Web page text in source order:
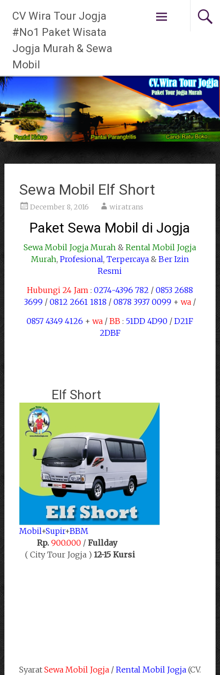
CV Wira Tour Jogja
#No1 Paket Wisata
Jogja Murah & Sewa
Mobil
Skip to
content
Sewa Mobil Elf Short
December 8, 2016 wiratrans
Paket Sewa Mobil di Jogja
Sewa Mobil Jogja Murah &Rental Mobil Jogja
Murah, Profesional, Terpercaya& Ber Izin
Resmi
Hubungi 24 Jam: 0274-4396 782 / 0853 2688
3699 / 0812 2661 1818 / 0878 3937 0099 + wa/
0857 4349 4126 +wa / BB : 51DD 4D90 /D21F
2DBF
Elf Short
Mobil+Supir+BBM
Rp. 900.000 / Fullday
( City Tour Jogja ) 12-15 Kursi
Syarat Sewa Mobil Jogja/ Rental Mobil Jogja(CV.